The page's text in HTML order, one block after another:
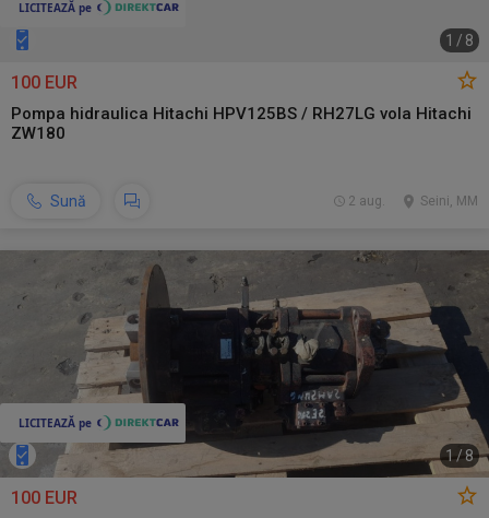
1 / 8
100 EUR
Pompa hidraulica Hitachi HPV125BS / RH27LG vola Hitachi
ZW180
Sună Seini, MM
2 aug.
1 /8
100 EUR